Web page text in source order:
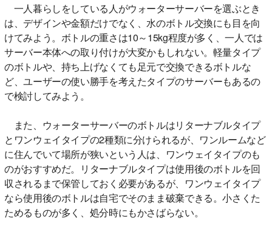
一人暮らしをしている人がウォーターサーバーを選ぶとき
は、デザインや金額だけでなく、水のボトル交換にも目を向
けてみよう。ボトルの重さは10～15kg程度が多く、一人では
サーバー本体への取り付けが大変かもしれない。軽量タイプ
のボトルや、持ち上げなくても足元で交換できるボトルな
ど、ユーザーの使い勝手を考えたタイプのサーバーもあるの
で検討してみよう。
また、ウォーターサーバーのボトルはリターナブルタイプ
とワンウェイタイプの2種類に分けられるが、ワンルームなど
に住んでいて場所が狭いという人は、ワンウェイタイプのも
のがおすすめだ。リターナブルタイプは使用後のボトルを回
収されるまで保管しておく必要があるが、ワンウェイタイプ
なら使用後のボトルは自宅でそのまま破棄できる。小さくた
ためるものが多く、処分時にもかさばらない。